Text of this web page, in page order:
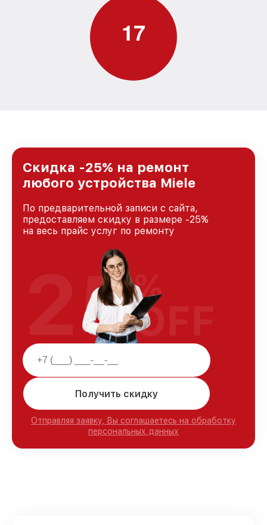
17
Скидка -25% на ремонт
любого устройства Miele
По предварительной записи с сайта,
предоставляем скидку в размере -25%
на весь прайс услуг по ремонту
Получить скидку
Отправляя заявку, Вы соглашаетесь на обработку
персональных данных
25%
OFF